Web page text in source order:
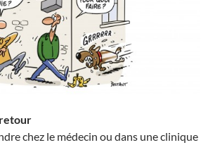
chez le médecin ou dans une clinique